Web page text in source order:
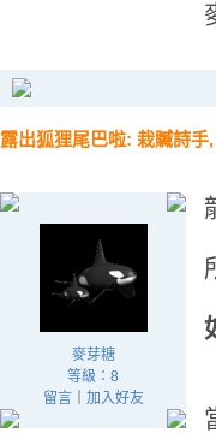
露出狐狸尾巴啦: 栽贓詩手
麥芽糖
等級：8
留言｜ 加入好友